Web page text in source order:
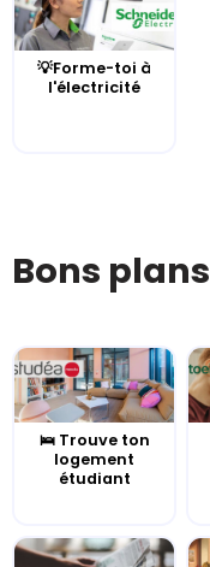
💡Forme-toi à
l'électricité
Bons plans
🛌 Trouve ton
logement
étudiant